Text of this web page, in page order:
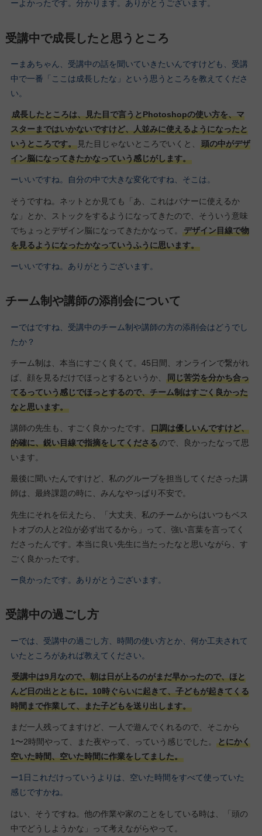
ーよかったです。分かります。ありがとうございます。
受講中で成長したと思うところ
ーまあちゃん、受講中の話を聞いていきたいんですけども、受講
中で一番「ここは成長したな」という思うところを教えてくださ
い。
成長したところは、見た目で言うとPhotoshopの使い方を、マ
スターまではいかないですけど、人並みに使えるようになったと
いうところです。見た目じゃないところでいくと、
頭の中がデザ
イン脳になってきたかなっていう感じがします。
ーいいですね。自分の中で大きな変化ですね、そこは。
そうですね。ネットとか見ても「あ、これはバナーに使えるか
な」とか、ストックをするようになってきたので、そういう意味
でちょっとデザイン脳になってきたかなって。
デザイン目線で物
を見るようになったかなっていうふうに思います。
ーいいですね。ありがとうございます。
チーム制や講師の添削会について
ーではですね、受講中のチーム制や講師の方の添削会はどうでし
たか？
チーム制は、本当にすごく良くて。45日間、オンラインで繋がれ
ば、顔を見るだけでほっとするというか、
同じ苦労を分かち合っ
てるっていう感じでほっとするので、チーム制はすごく良かった
なと思います。
講師の先生も、すごく良かったです。
口調は優しいんですけど、
的確に、鋭い目線で指摘をしてくださるので、良かったなって思
います。
最後に聞いたんですけど、私のグループを担当してくださった講
師は、最終課題の時に、みんなやっぱり不安で。
先生にそれを伝えたら、「大丈夫、私のチームからはいつもベス
トオブの人と2位が必ず出てるから」って、強い言葉を言ってく
ださったんです。本当に良い先生に当たったなと思いながら、す
ごく良かったです。
ー良かったです。ありがとうございます。
受講中の過ごし方
ーでは、受講中の過ごし方、時間の使い方とか、何か工夫されて
いたところがあれば教えてください。
受講中は9月なので、朝は日が上るのがまだ早かったので、ほと
んど日の出とともに。10時ぐらいに起きて、子どもが起きてくる
時間まで作業して、また子どもを送り出します。
まだ一人残ってますけど、一人で遊んでくれるので、そこから
1〜2時間やって、また夜やって、っていう感じでした。
とにかく
空いた時間、空いた時間に作業をしてました。
ー1日これだけっていうよりは、空いた時間をすべて使っていた
感じですかね。
はい、そうですね。他の作業や家のことをしている時は、「頭の
中でどうしようかな」って考えながらやって。